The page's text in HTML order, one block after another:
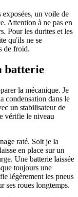
exposées, un voile de
Attention à ne pas en
Pour les durites et les
qu'ils ne se
de froid.
batterie
la mécanique. Je
condensation dans le
un stabilisateur de
vérifie le niveau
raté. Soit je la
en place sur un
Une batterie laissée
toujours une
légèrement les pneus
ses roues longtemps.